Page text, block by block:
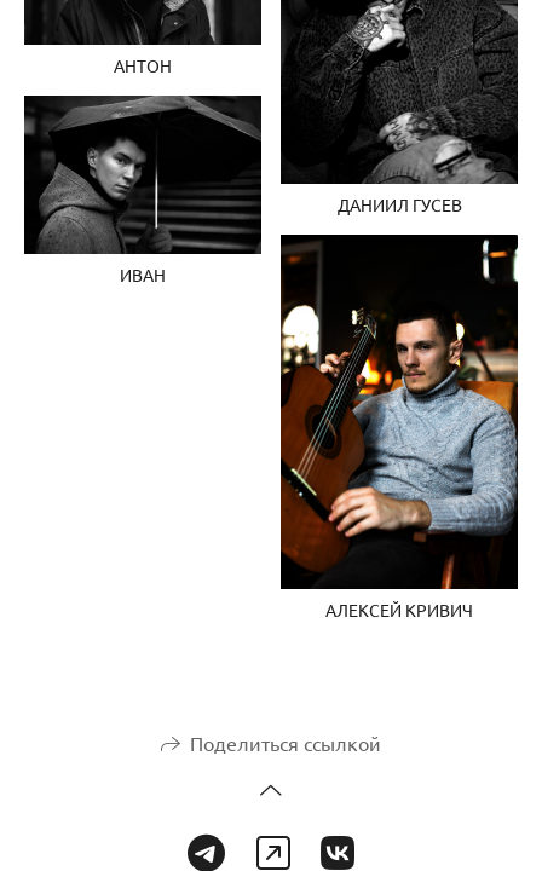
ДАНИИЛ ГУСЕВ
АНТОН
ИВАН
АЛЕКСЕЙ КРИВИЧ
Поделиться ссылкой